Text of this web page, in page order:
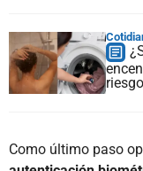
Como último paso